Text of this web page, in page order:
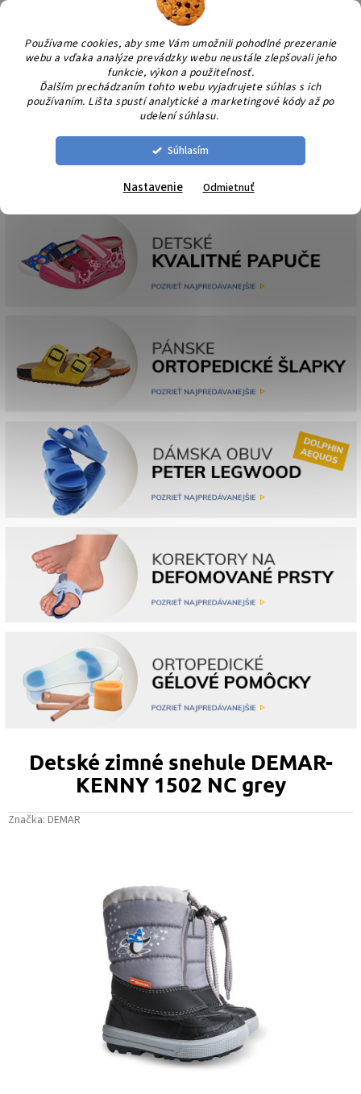
Používame cookies, aby sme Vám umožnili pohodlné prezeranie
webu a vďaka analýze prevádzky webu neustále zlepšovali jeho
funkcie, výkon a použiteľnosť.
Ďalším prechádzaním tohto webu vyjadrujete súhlas s ich
používaním. Lišta spustí analytické a marketingové kódy až po
udelení súhlasu.
Súhlasím
Nastavenie Odmietnuť
Prejsť
obsah
Detské zimné snehule DEMAR-
KENNY 1502 NC grey
Značka: DEMAR